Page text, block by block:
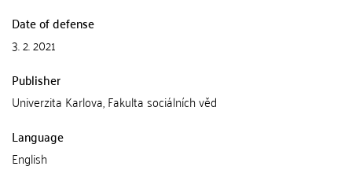
Date of defense
3. 2. 2021
Publisher
Univerzita Karlova, Fakulta sociálních věd
Language
English